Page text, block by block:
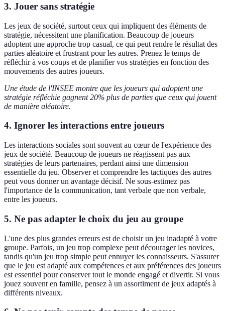
3. Jouer sans stratégie
Les jeux de société, surtout ceux qui impliquent des éléments de
stratégie, nécessitent une planification. Beaucoup de joueurs
adoptent une approche trop casual, ce qui peut rendre le résultat des
parties aléatoire et frustrant pour les autres. Prenez le temps de
réfléchir à vos coups et de planifier vos stratégies en fonction des
mouvements des autres joueurs.
Une étude de l'INSEE montre que les joueurs qui adoptent une
stratégie réfléchie gagnent 20% plus de parties que ceux qui jouent
de manière aléatoire.
4. Ignorer les interactions entre joueurs
Les interactions sociales sont souvent au cœur de l'expérience des
jeux de société. Beaucoup de joueurs ne réagissent pas aux
stratégies de leurs partenaires, perdant ainsi une dimension
essentielle du jeu. Observer et comprendre les tactiques des autres
peut vous donner un avantage décisif. Ne sous-estimez pas
l'importance de la communication, tant verbale que non verbale,
entre les joueurs.
5. Ne pas adapter le choix du jeu au groupe
L'une des plus grandes erreurs est de choisir un jeu inadapté à votre
groupe. Parfois, un jeu trop complexe peut décourager les novices,
tandis qu'un jeu trop simple peut ennuyer les connaisseurs. S'assurer
que le jeu est adapté aux compétences et aux préférences des joueurs
est essentiel pour conserver tout le monde engagé et divertir. Si vous
jouez souvent en famille, pensez à un assortiment de jeux adaptés à
différents niveaux.